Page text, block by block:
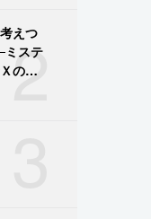
2
えつ
ミステ
の献